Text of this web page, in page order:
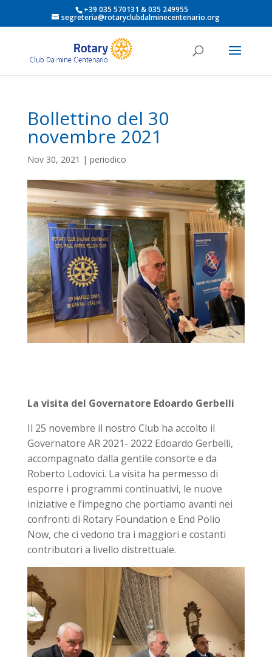
+39 035 570131 & 035 249955
segreteria@rotaryclubdalminecentenario.org
Bollettino del 30
novembre 2021
Nov 30, 2021 | periodico
La visita del Governatore Edoardo Gerbelli
Il 25 novembre il nostro Club ha accolto il
Governatore AR 2021- 2022 Edoardo Gerbelli,
accompagnato dalla gentile consorte e da
Roberto Lodovici. La visita ha permesso di
esporre i programmi continuativi, le nuove
iniziative e l’impegno che portiamo avanti nei
confronti di Rotary Foundation e End Polio
Now, che ci vedono tra i maggiori e costanti
contributori a livello distrettuale.